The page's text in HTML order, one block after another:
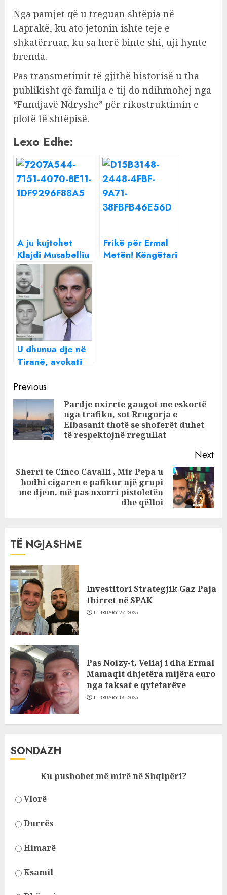
Nga pamjet që u treguan shtëpia në
Laprakë, ku ato jetonin ishte teje e
shkatërruar, ku sa herë binte shi, uji hynte
brenda.
Pas transmetimit të gjithë historisë u tha
publikisht që familja e tij do ndihmohej nga
“Fundjavë Ndryshe” për rikostruktimin e
plotë të shtëpisë.
Lexo Edhe:
A ju kujtohet
Klajdi Musabelliu
i këngës
“Provimin e
kalova”/
Rikthehet pas 19
vitesh “i
zhdukur”
Frikë për Ermal
Metën! Këngëtari
U dhunua dje në
Tiranë, avokati
në gjendje të
rëndë në spital!
Continue
Reading
Previous
Pardje nxirrte gangot me eskortë
nga trafiku, sot Rrugorja e
Elbasanit thotë se shoferët duhet
të respektojnë rregullat
Next
Next
post:
Sherri te Cinco Cavalli , Mir Pepa u
hodhi cigaren e pafikur një grupi
me djem, më pas nxorri pistoletën
dhe qëlloi
TË NGJASHME
Investitori Strategjik Gaz Paja
thirret në SPAK
FEBRUARY 27, 2025
Pas Noizy-t, Veliaj i dha Ermal
Mamaqit dhjetëra mijëra euro
nga taksat e qytetarëve
FEBRUARY 18, 2025
SONDAZH
Ku pushohet më mirë në Shqipëri?
Vlorë
Durrës
Himarë
Ksamil